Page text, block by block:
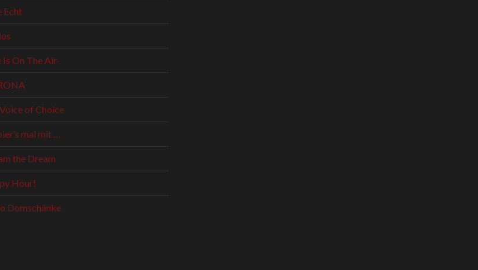
Echt
Is On The Air
of Choice
mal mit …
the Dream
Hour!
Domschänke